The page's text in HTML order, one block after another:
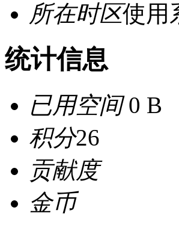
所在时区使用
统计信息
已用空间0 B
积分26
贡献度
金币